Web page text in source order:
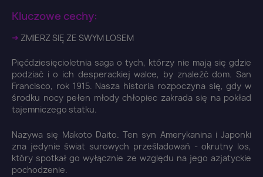
Kluczowe cechy:
➜ ZMIERZ SIĘ ZE SWYM LOSEM
Pięćdziesięcioletnia saga o tych, którzy nie mają się gdzie
podziać i o ich desperackiej walce, by znaleźć dom. San
Francisco, rok 1915. Nasza historia rozpoczyna się, gdy w
środku nocy pełen młody chłopiec zakrada się na pokład
tajemniczego statku.
Nazywa się Makoto Daito. Ten syn Amerykanina i Japonki
zna jedynie świat surowych prześladowań - okrutny los,
który spotkał go wyłącznie ze względu na jego azjatyckie
pochodzenie.